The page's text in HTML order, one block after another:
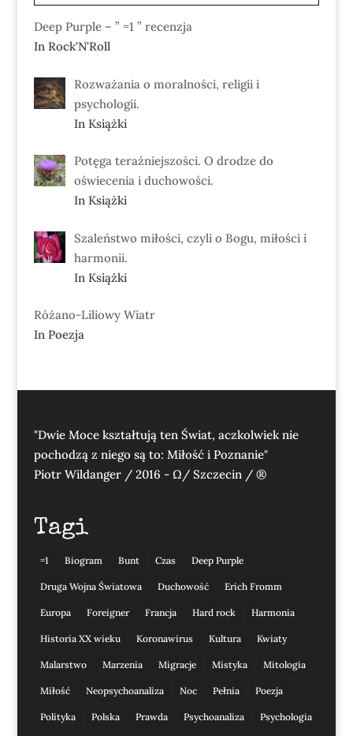
Deep Purple – ” =1 ” recenzja
In Rock'N'Roll
Rozważania o moralności, religii i
psychologii.
In Książki
Potęga teraźniejszości. O drodze do
oświecenia i duchowości.
In Książki
Szaleństwo miłości, czyli o Bogu, miłości i
harmonii.
In Książki
Różano-Liliowy Wiatr
In Poezja
"Dwie Moce kształtują ten Świat, aczkolwiek nie
pochodzą z niego są to: Miłość i Poznanie"
Piotr Wildanger / 2016 - Ω/ Szczecin / ®
Tagi
=1 Biogram Bunt Czas Deep Purple
Druga Wojna Światowa Duchowość Erich Fromm
Europa Foreigner Francja Hard rock Harmonia
Historia XX wieku Koronawirus Kultura Kwiaty
Malarstwo Marzenia Migracje Mistyka Mitologia
Miłość Neopsychoanaliza Noc Pełnia Poezja
Polityka Polska Prawda Psychoanaliza Psychologia